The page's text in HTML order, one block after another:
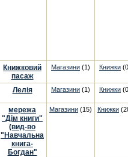
Книжковий
пасаж
Магазини (1) Книжки
Лелія Магазини (1) Книжки
мережа
"Дім книги"
(вид-во
"Навчальна
книга-
Богдан"
Магазини (15) Книжки